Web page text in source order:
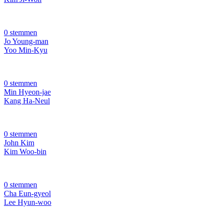
0 stemmen
Jo Young-man
Yoo Min-Kyu
0 stemmen
Min Hyeon-jae
Kang Ha-Neul
0 stemmen
John Kim
Kim Woo-bin
0 stemmen
Cha Eun-gyeol
Lee Hyun-woo